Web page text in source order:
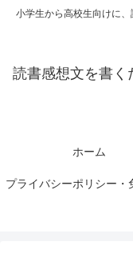
小学生から高校生向けに
読書感想文を書く
ホーム
プライバシーポリシー・